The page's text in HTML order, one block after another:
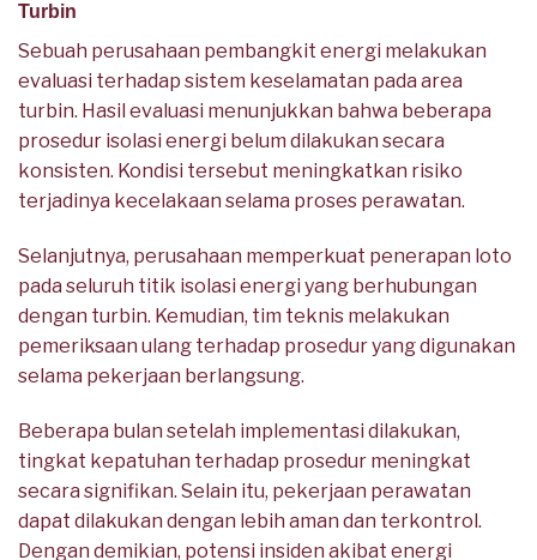
Turbin
Sebuah perusahaan pembangkit energi melakukan
evaluasi terhadap sistem keselamatan pada area
turbin. Hasil evaluasi menunjukkan bahwa beberapa
prosedur isolasi energi belum dilakukan secara
konsisten. Kondisi tersebut meningkatkan risiko
terjadinya kecelakaan selama proses perawatan.
Selanjutnya, perusahaan memperkuat penerapan loto
pada seluruh titik isolasi energi yang berhubungan
dengan turbin. Kemudian, tim teknis melakukan
pemeriksaan ulang terhadap prosedur yang digunakan
selama pekerjaan berlangsung.
Beberapa bulan setelah implementasi dilakukan,
tingkat kepatuhan terhadap prosedur meningkat
secara signifikan. Selain itu, pekerjaan perawatan
dapat dilakukan dengan lebih aman dan terkontrol.
Dengan demikian, potensi insiden akibat energi